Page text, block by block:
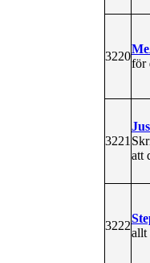
3220
för
3221
att
3222
allt